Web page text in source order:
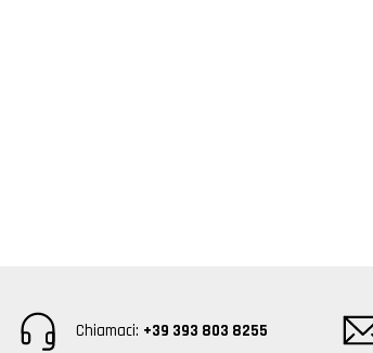
Chiamaci: +39 393 803 8255